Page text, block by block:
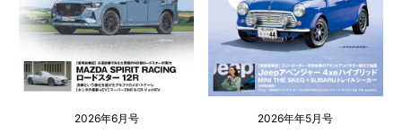
2026年6月号 2026年年5月号